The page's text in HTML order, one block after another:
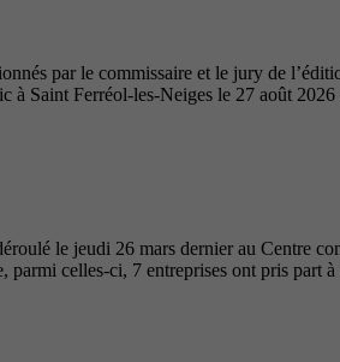
par le commissaire et le jury de
à Saint Ferréol-les-Neiges le 27 août
le jeudi 26 mars dernier au Centre
celles-ci, 7 entreprises ont pris part